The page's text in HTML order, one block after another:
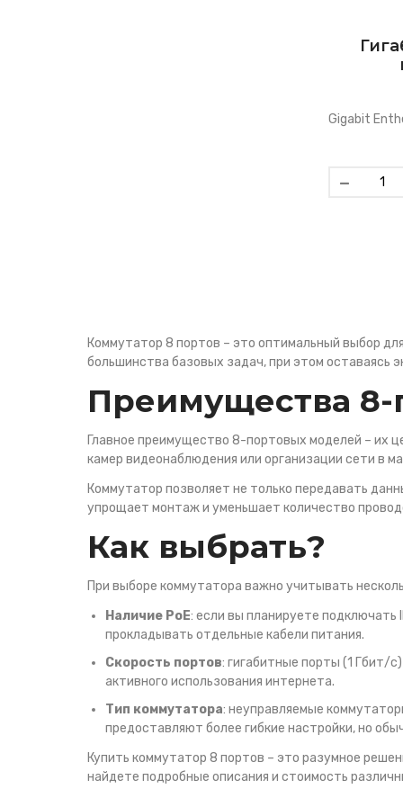
Gigabit
-
Коммутатор 8 портов – это оптимальный выбор
большинства базовых задач, при этом оставаясь
Преимущества 8-
Главное преимущество 8-портовых моделей – их
камер видеонаблюдения или организации сети в
Коммутатор позволяет не только передавать
упрощает монтаж и уменьшает количество
Как выбрать?
При выборе коммутатора важно учитывать
Наличие PoE: если вы планируете
прокладывать отдельные кабели питания.
Скорость портов: гигабитные порты (1 Гбит/
активного использования интернета.
Тип коммутатора: неуправляемые
предоставляют более гибкие настройки, но
Купить коммутатор 8 портов – это разумное
найдете подробные описания и стоимость